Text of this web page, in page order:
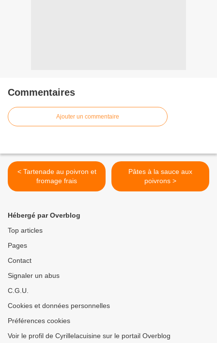
Commentaires
Ajouter un commentaire
< Tartenade au poivron et
fromage frais
Pâtes à la sauce aux
poivrons >
Hébergé par Overblog
Top articles
Pages
Contact
Signaler un abus
C.G.U.
Cookies et données personnelles
Préférences cookies
Voir le profil de Cyrillelacuisine sur le portail Overblog